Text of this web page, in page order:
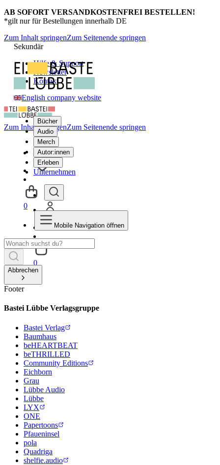
AB SOFORT VERSANDKOSTENFREI BESTELLEN!
*gilt nur für Bestellungen innerhalb DE
Zum Inhalt springenZum Seitenende springen
Sekundär
Hilfe & Support
Newsletter
Kontakt
English company website
Bücher
Audio
Merch
Autor:innen
Erleben
Unternehmen
0
Zum Inhalt springenZum Seitenende springen
0
Mobile Navigation öffnen
Abbrechen
Footer
Bastei Lübbe Verlagsgruppe
Bastei Verlag
Baumhaus
beHEARTBEAT
beTHRILLED
Community Editions
Eichborn
Grau
Lübbe Audio
Lübbe
LYX
ONE
Papertoons
Pfaueninsel
pola
Quadriga
shelfie.audio